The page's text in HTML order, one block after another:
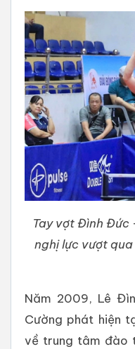
Tay vợt Đình Đức
nghị lực vượt
Năm 2009, Lê
Cường phát hiện
về trung tâm đào